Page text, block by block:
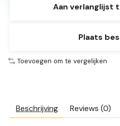
Aan verlanglijst
Plaats
Toevoegen om te vergelijken
Beschrijving Reviews (0)